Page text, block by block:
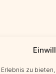
zu